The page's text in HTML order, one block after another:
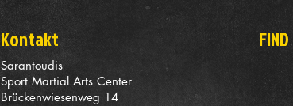
Kontakt
Sarantoudis
Sport Martial Arts Center
Brückenwiesenweg 14